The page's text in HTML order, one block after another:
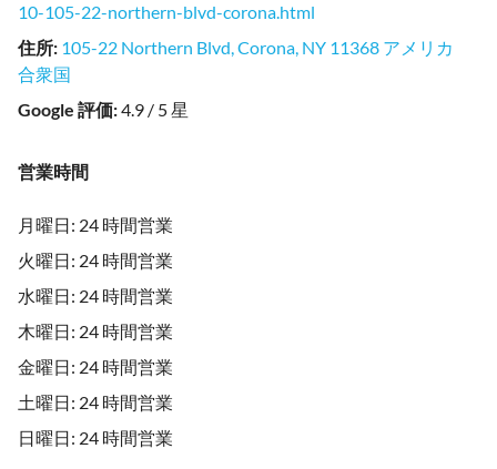
10-105-22-northern-blvd-corona.html
住所: 105-22 Northern Blvd, Corona, NY 11368 アメリカ
合衆国
Google 評価:4.9 / 5 星
営業時間
月曜日: 24 時間営業
火曜日: 24 時間営業
水曜日: 24 時間営業
木曜日: 24 時間営業
金曜日: 24 時間営業
土曜日: 24 時間営業
日曜日: 24 時間営業